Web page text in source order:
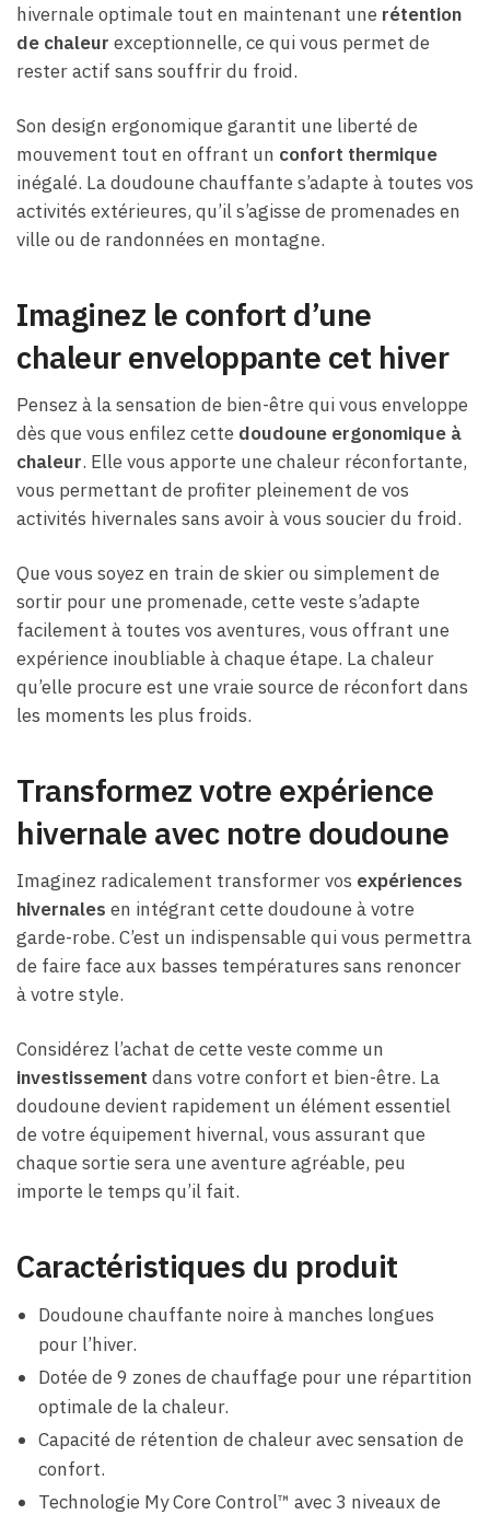
hivernale optimale tout en maintenant une rétention
de chaleur exceptionnelle, ce qui vous permet de
rester actif sans souffrir du froid.
Son design ergonomique garantit une liberté de
mouvement tout en offrant un confort thermique
inégalé. La doudoune chauffante s’adapte à toutes vos
activités extérieures, qu’il s’agisse de promenades en
ville ou de randonnées en montagne.
Imaginez le confort d’une
chaleur enveloppante cet hiver
Pensez à la sensation de bien-être qui vous enveloppe
dès que vous enfilez cette doudoune ergonomique à
chaleur. Elle vous apporte une chaleur réconfortante,
vous permettant de profiter pleinement de vos
activités hivernales sans avoir à vous soucier du froid.
Que vous soyez en train de skier ou simplement de
sortir pour une promenade, cette veste s’adapte
facilement à toutes vos aventures, vous offrant une
expérience inoubliable à chaque étape. La chaleur
qu’elle procure est une vraie source de réconfort dans
les moments les plus froids.
Transformez votre expérience
hivernale avec notre doudoune
Imaginez radicalement transformer vos expériences
hivernales en intégrant cette doudoune à votre
garde-robe. C’est un indispensable qui vous permettra
de faire face aux basses températures sans renoncer
à votre style.
Considérez l’achat de cette veste comme un
investissement dans votre confort et bien-être. La
doudoune devient rapidement un élément essentiel
de votre équipement hivernal, vous assurant que
chaque sortie sera une aventure agréable, peu
importe le temps qu’il fait.
Caractéristiques du produit
Doudoune chauffante noire à manches longues
pour l’hiver.
Dotée de 9 zones de chauffage pour une répartition
optimale de la chaleur.
Capacité de rétention de chaleur avec sensation de
confort.
Technologie My Core Control™ avec 3 niveaux de